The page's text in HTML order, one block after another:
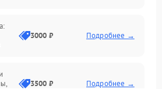
3000 ₽ Подробнее →
3500 ₽ Подробнее →